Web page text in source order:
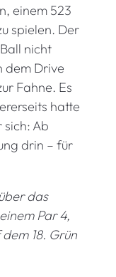
einem 523
spielen. Der
nicht
dem Drive
Fahne. Es
hatte
Ab
drin – für
das
Par 4,
18. Grün